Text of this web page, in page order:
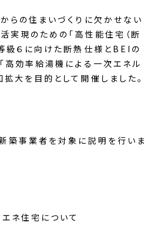
らの住まいづくりに欠かせない
実現のための「高性能住宅（断
級６に向けた断熱仕様とBEIの
高効率給湯機による一次エネル
大を目的として開催しました。
築事業者を対象に説明を行いま
ネ住宅について